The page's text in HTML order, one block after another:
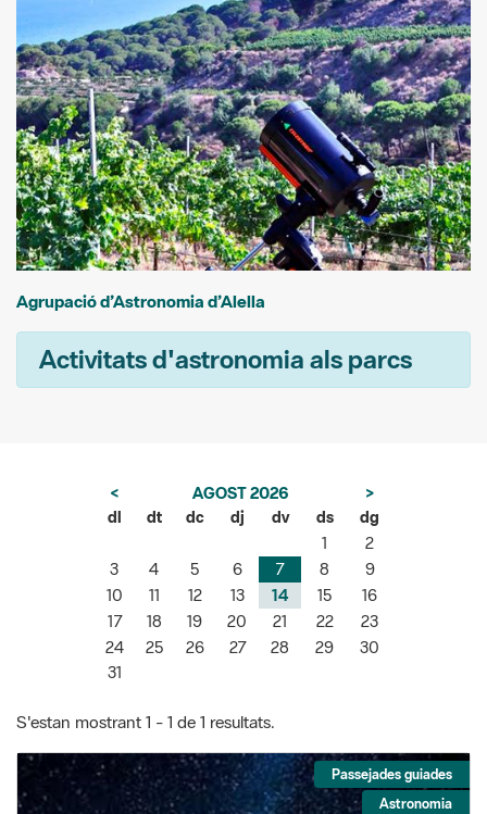
Agrupació d’Astronomia d’Alella
Activitats d'astronomia als parcs
< AGOST 2026
>
dl
dt dc dj dv ds
dg
1
2
3
4 5 6 7 8
9
10
11 12 13 14 15
16
17
18 19 20 21 22
23
24
25 26 27 28 29
30
31
S'estan mostrant 1 - 1 de 1 resultats.
Passejades guiades
Astronomia